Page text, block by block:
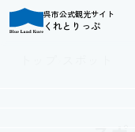
呉市公式観光サイト
くれとりっぷ